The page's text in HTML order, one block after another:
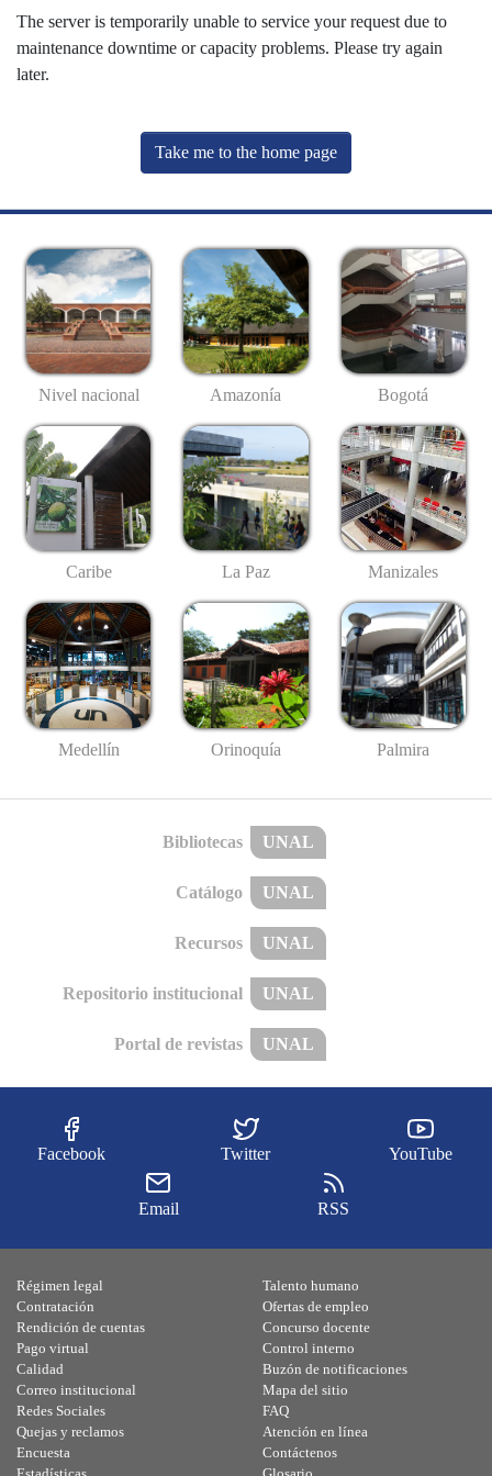
The server is temporarily unable to service your request due to
maintenance downtime or capacity problems. Please try again
later.
Take me to the home page
Nivel nacional Amazonía Bogotá
Caribe La Paz Manizales
Medellín Orinoquía Palmira
Bibliotecas UNAL
Catálogo UNAL
Recursos UNAL
Repositorio institucional UNAL
Portal de revistas UNAL
Facebook Twitter YouTube
Email RSS
Régimen legal
Contratación
Rendición de cuentas
Pago virtual
Calidad
Talento humano
Ofertas de empleo
Concurso docente
Control interno
Buzón de notificaciones
Correo institucional
Redes Sociales
Quejas y reclamos
Encuesta
Mapa del sitio
FAQ
Atención en línea
Contáctenos